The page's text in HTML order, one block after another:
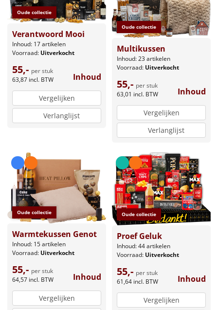
Oude collectie
Verantwoord Mooi
Inhoud: 17 artikelen
Voorraad: Uitverkocht
55,- per stuk
63,87 incl. BTW Inhoud
Vergelijken
Verlanglijst
Oude collectie
Multikussen
Inhoud: 23 artikelen
Voorraad: Uitverkocht
55,- per stuk
63,01 incl. BTW Inhoud
Vergelijken
Verlanglijst
Oude collectie
Warmtekussen Genot
Inhoud: 15 artikelen
Voorraad: Uitverkocht
55,- per stuk
64,57 incl. BTW Inhoud
Vergelijken
Oude collectie
Proef Geluk
Inhoud: 44 artikelen
Voorraad: Uitverkocht
55,- per stuk
61,64 incl. BTW Inhoud
Vergelijken